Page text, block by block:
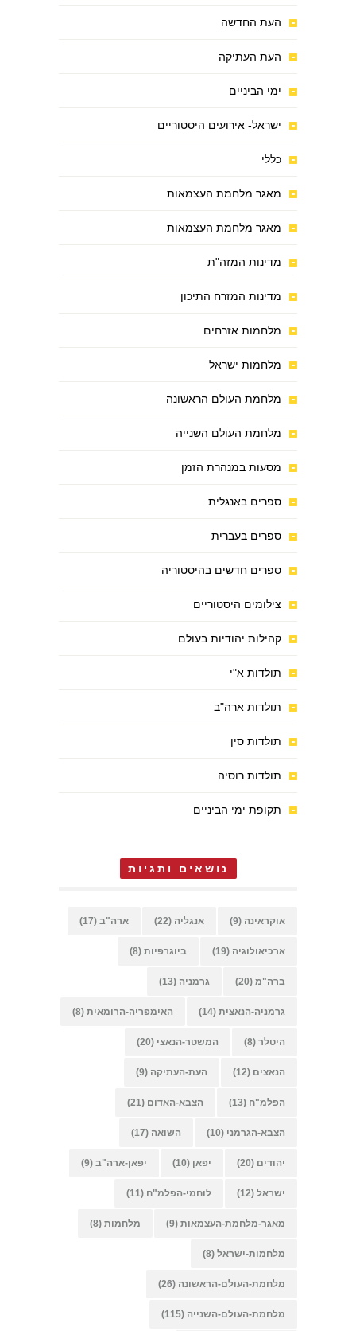
העת החדשה
העת העתיקה
ימי הביניים
ישראל- אירועים היסטוריים
כללי
מאגר מלחמת העצמאות
מאגר מלחמת העצמאות
מדינות המזה"ת
מדינות המזרח התיכון
מלחמות אזרחים
מלחמות ישראל
מלחמת העולם הראשונה
מלחמת העולם השנייה
מסעות במנהרת הזמן
ספרים באנגלית
ספרים בעברית
ספרים חדשים בהיסטוריה
צילומים היסטוריים
קהילות יהודיות בעולם
תולדות א"י
תולדות ארה"ב
תולדות סין
תולדות רוסיה
תקופת ימי הביניים
נושאים ותגיות
אוקראינה (9) אנגליה (22) ארה"ב (17)
ארכיאולוגיה (19) ביוגרפיות (8)
ברה"מ (20) גרמניה (13)
גרמניה-הנאצית (14) האימפריה-הרומאית (8)
היטלר (8) המשטר-הנאצי (20)
הנאצים (12) העת-העתיקה (9)
הפלמ"ח (13) הצבא-האדום (21)
הצבא-הגרמני (10) השואה (17)
יהודים (20) יפאן (10) יפאן-ארה"ב (9)
ישראל (12) לוחמי-הפלמ"ח (11)
מאגר-מלחמת-העצמאות (9) מלחמות (8)
מלחמות-ישראל (8)
מלחמת-העולם-הראשונה (26)
מלחמת-העולם-השנייה (115)